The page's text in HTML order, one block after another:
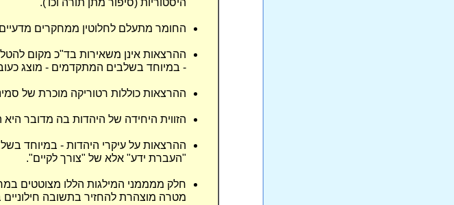
החומר מתעלם לחלוטין ממחקרים
ההרצאות אינן משאירות בד"כ מקום
- במיוחד בשלבים המתקדמים - מוצג
ההרצאות כוללות רטוריקה מוכרת של
הזווית היחידה של היהדות בה מדובר
ההרצאות על עיקרי היהדות - במיוחד
"העברת ידע" אלא של "צורך לקיים".
חלק ממממני המילגות הללו מצוטטים
מטרה מוצהרת להחזיר בתשובה חילוניים